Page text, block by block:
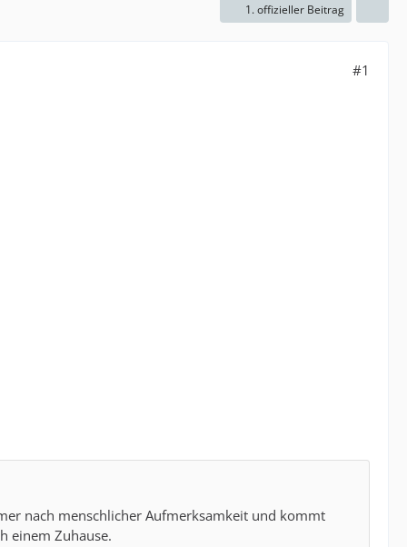
1. offizieller Beitrag
#1
nach menschlicher Aufmerksamkeit und kommt
einem Zuhause.